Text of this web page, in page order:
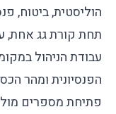
הוליסטית, ביטוח,
תחת קורת גג אחת,
עבודת הניהול
הפנסיונית ומהר